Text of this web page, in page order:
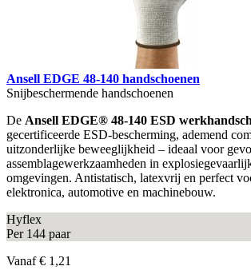
Ansell EDGE 48-140 handschoenen
Snijbeschermende handschoenen
De Ansell EDGE® 48-140 ESD
gecertificeerde ESD-bescherming, ademend
uitzonderlijke beweeglijkheid – ideaal voor
assemblagewerkzaamheden in
omgevingen. Antistatisch, latexvrij en perfect
elektronica, automotive en machinebouw.
Hyflex
Per 144 paar
Vanaf € 1,21